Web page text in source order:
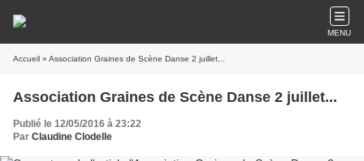
MENU
Accueil » Association Graines de Scène Danse 2 juillet...
Association Graines de Scène Danse 2 juillet...
Publié le 12/05/2016 à 23:22
Par Claudine Clodelle